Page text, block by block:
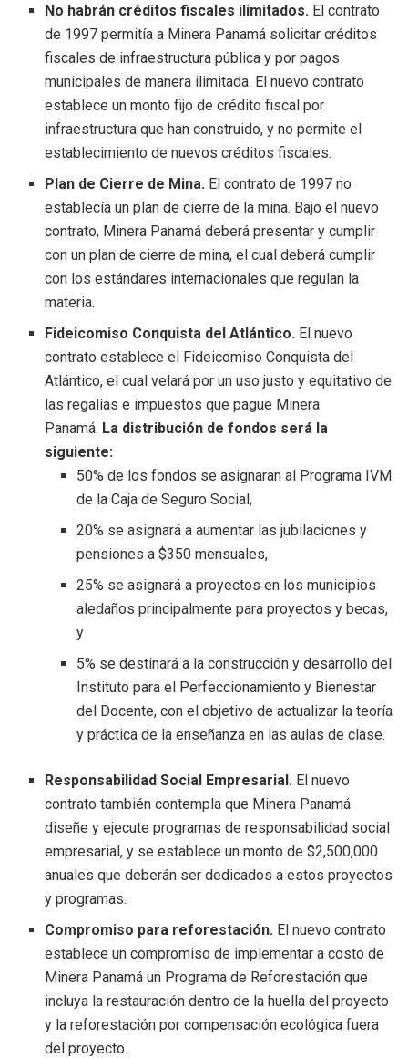
No habrán créditos fiscales ilimitados. El contrato
de 1997 permitía a Minera Panamá solicitar créditos
fiscales de infraestructura pública y por pagos
municipales de manera ilimitada. El nuevo contrato
establece un monto fijo de crédito fiscal por
infraestructura que han construido, y no permite el
establecimiento de nuevos créditos fiscales.
Plan de Cierre de Mina. El contrato de 1997 no
establecía un plan de cierre de la mina. Bajo el nuevo
contrato, Minera Panamá deberá presentar y cumplir
con un plan de cierre de mina, el cual deberá cumplir
con los estándares internacionales que regulan la
materia.
Fideicomiso Conquista del Atlántico. El nuevo
contrato establece el Fideicomiso Conquista del
Atlántico, el cual velará por un uso justo y equitativo de
las regalías e impuestos que pague Minera
Panamá. La distribución de fondos será la
siguiente:
50% de los fondos se asignaran al Programa IVM
de la Caja de Seguro Social,
20% se asignará a aumentar las jubilaciones y
pensiones a $350 mensuales,
25% se asignará a proyectos en los municipios
aledaños principalmente para proyectos y becas,
y
5% se destinará a la construcción y desarrollo del
Instituto para el Perfeccionamiento y Bienestar
del Docente, con el objetivo de actualizar la teoría
y práctica de la enseñanza en las aulas de clase.
Responsabilidad Social Empresarial. El nuevo
contrato también contempla que Minera Panamá
diseñe y ejecute programas de responsabilidad social
empresarial, y se establece un monto de $2,500,000
anuales que deberán ser dedicados a estos proyectos
y programas.
Compromiso para reforestación. El nuevo contrato
establece un compromiso de implementar a costo de
Minera Panamá un Programa de Reforestación que
incluya la restauración dentro de la huella del proyecto
y la reforestación por compensación ecológica fuera
del proyecto.